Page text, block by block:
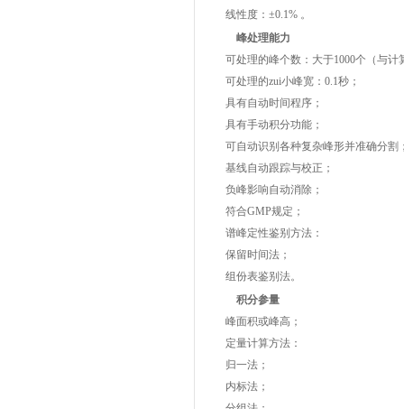
线性度：±0.1% 。
峰处理能力
可处理的峰个数：大于1000个（与计
可处理的zui小峰宽：0.1秒；
具有自动时间程序；
具有手动积分功能；
可自动识别各种复杂峰形并准确分割
基线自动跟踪与校正；
负峰影响自动消除；
符合GMP规定；
谱峰定性鉴别方法：
保留时间法；
组份表鉴别法。
积分参量
峰面积或峰高；
定量计算方法：
归一法；
内标法；